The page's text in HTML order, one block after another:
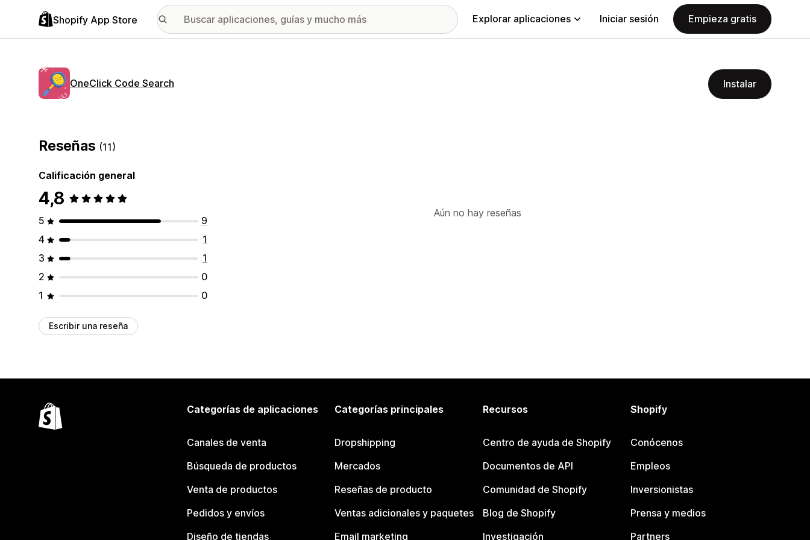
Shopify App Store Explorar aplicaciones Iniciar sesión Empieza gratis
OneClick Code Search Instalar
Reseñas (11)
Calificación general
4,8
5
9
4
1
3
1
2
0
1
0
Escribir una reseña
Aún no hay reseñas
Categorías de aplicaciones
Canales de venta
Búsqueda de productos
Venta de productos
Pedidos y envíos
Diseño de tiendas
Categorías principales
Dropshipping
Mercados
Reseñas de producto
Ventas adicionales y paquetes
Email marketing
Recursos
Centro de ayuda de Shopify
Documentos de API
Comunidad de Shopify
Blog de Shopify
Investigación
Shopify
Conócenos
Empleos
Inversionistas
Prensa y medios
Partners